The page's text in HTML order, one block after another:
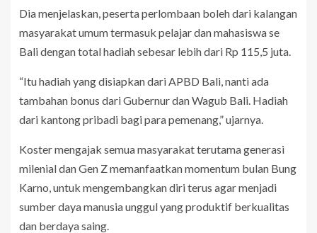
Dia menjelaskan, peserta perlombaan boleh dari kalangan
masyarakat umum termasuk pelajar dan mahasiswa se
Bali dengan total hadiah sebesar lebih dari Rp 115,5 juta.
“Itu hadiah yang disiapkan dari APBD Bali, nanti ada
tambahan bonus dari Gubernur dan Wagub Bali. Hadiah
dari kantong pribadi bagi para pemenang,” ujarnya.
Koster mengajak semua masyarakat terutama generasi
milenial dan Gen Z memanfaatkan momentum bulan Bung
Karno, untuk mengembangkan diri terus agar menjadi
sumber daya manusia unggul yang produktif berkualitas
dan berdaya saing.